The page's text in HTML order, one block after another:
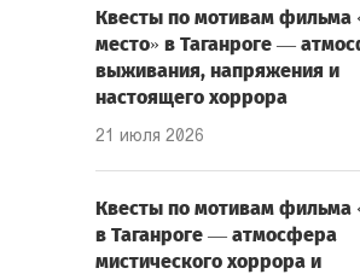
Квесты по мотивам фильма
место» в Таганроге —
выживания, напряжения и
настоящего хоррора
21 июля 2026
Квесты по мотивам фильма
в Таганроге — атмосфера
мистического хоррора и